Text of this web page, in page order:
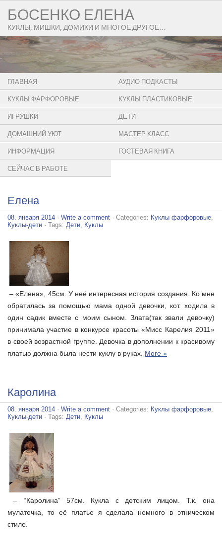
БОСЕНКО ЕЛЕНА
КУКЛЫ, МИШКИ, ДОМИКИ И МНОГОЕ ДРУГОЕ…
ГЛАВНАЯ АУДИО ПОДКАСТЫ
КУКЛЫ ФАРФОРОВЫЕ КУКЛЫ ПЛАСТИКОВЫЕ
ИГРУШКИ ДЕТИ
ДОМАШНИЙ УЮТ МАСТЕР КЛАСС
ИНФОРМАЦИЯ ГОСТЕВАЯ КНИГА
СЕЙЧАС В РАБОТЕ
Елена
08. января 2014 · Write a comment · Categories: Куклы фарфоровые
Куклы-дети · Tags: Дети Куклы
– «Елена», 45см. У неё интересная история создания. Ко мне
обратилась за помощью мама одной девочки, кот. ходила в
один садик вместе с моим сыном. Злата(так звали девочку)
принимала участие в конкурсе красоты «Мисс Карелия 2011»
в своей возрастной группе. Девочка в дополнении к красивому
платью должна была нести куклу в руках. More »
Каролина
08. января 2014 · Write a comment · Categories: Куклы фарфоровые
Куклы-дети · Tags: Дети Куклы
– “Каролина” 57см. Кукла с детским лицом. Т.к. она
мулаточка, то её платье я сделала немного в этническом
стиле.